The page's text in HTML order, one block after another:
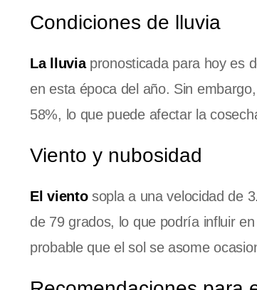
Condiciones de lluvia
La lluviapronosticada para hoy es
en esta época del año. Sin
58%, lo que puede afectar la
Viento y nubosidad
El vientosopla a una velocidad de
de 79 grados, lo que podría influir
probable que el sol se asome